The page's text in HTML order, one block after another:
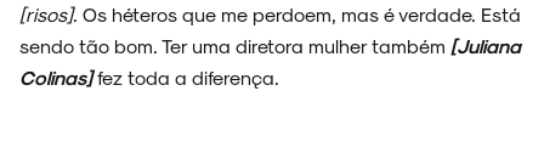
[risos]. Os héteros que me perdoem, mas é verdade. Está
sendo tão bom. Ter uma diretora mulher também [Juliana
Colinas]fez toda a diferença.